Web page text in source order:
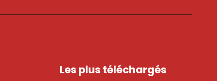
Les plus téléchargés